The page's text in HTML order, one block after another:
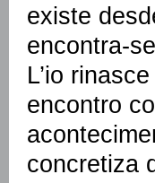
existe
encontra-
L’io
encontro
concretiza